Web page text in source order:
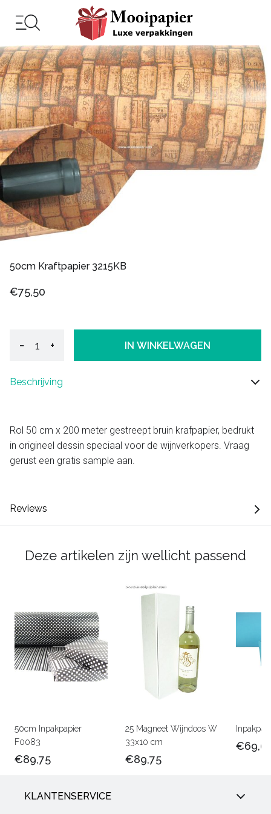
50cm Kraftpapier 3215KB
€75,50
− + IN WINKELWAGEN
Beschrijving
Rol 50 cm x 200 meter gestreept bruin krafpapier, bedrukt
in origineel dessin speciaal voor de wijnverkopers. Vraag
gerust een gratis sample aan.
Reviews
Deze artikelen zijn wellicht passend
50cm Inpakpapier
F0083
€89,75
25 Magneet Wijndoos W
33x10 cm
€89,75
KLANTENSERVICE